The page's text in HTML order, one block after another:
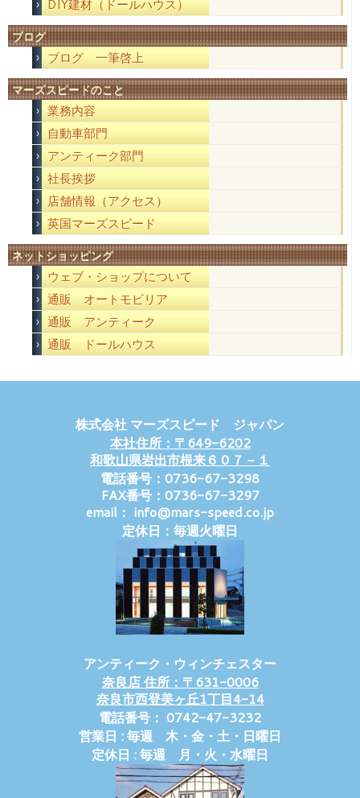
DIY建材（ドールハウス）
ブログ
ブログ 一筆啓上
マーズスピードのこと
業務内容
自動車部門
アンティーク部門
社長挨拶
店舗情報（アクセス）
英国マーズスピード
ネットショッピング
ウェブ・ショップについて
通販 オートモビリア
通販 アンティーク
通販 ドールハウス
株式会社 マーズスピード ジャパン
本社住所：〒649-6202
和歌山県岩出市根来６０７－１
電話番号：0736-67-3298
FAX番号：0736-67-3297
email： info@mars-speed.co.jp
定休日：毎週火曜日
アンティーク・ウィンチェスター
奈良店 住所：〒631-0006
奈良市西登美ヶ丘1丁目4-14
電話番号： 0742-47-3232
営業日 : 毎週 木・金・土・日曜日
定休日 : 毎週 月・火・水曜日